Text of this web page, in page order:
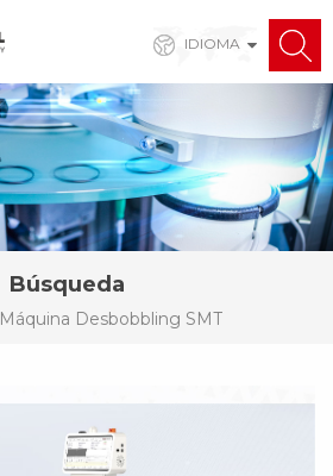
IDIOMA
Búsqueda
Máquina Desbobbling SMT